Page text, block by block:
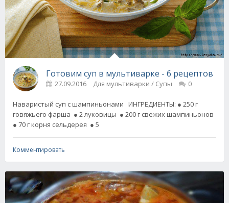
Готовим суп в мультиварке - 6 рецептов
27.09.2016 Для мультиварки / Супы 0
Наваристый суп с шампиньонами ИНГРЕДИЕНТЫ: ● 250 г
говяжьего фарша ● 2 луковицы ● 200 г свежих шампиньонов
● 70 г корня сельдерея ● 5
Комментировать